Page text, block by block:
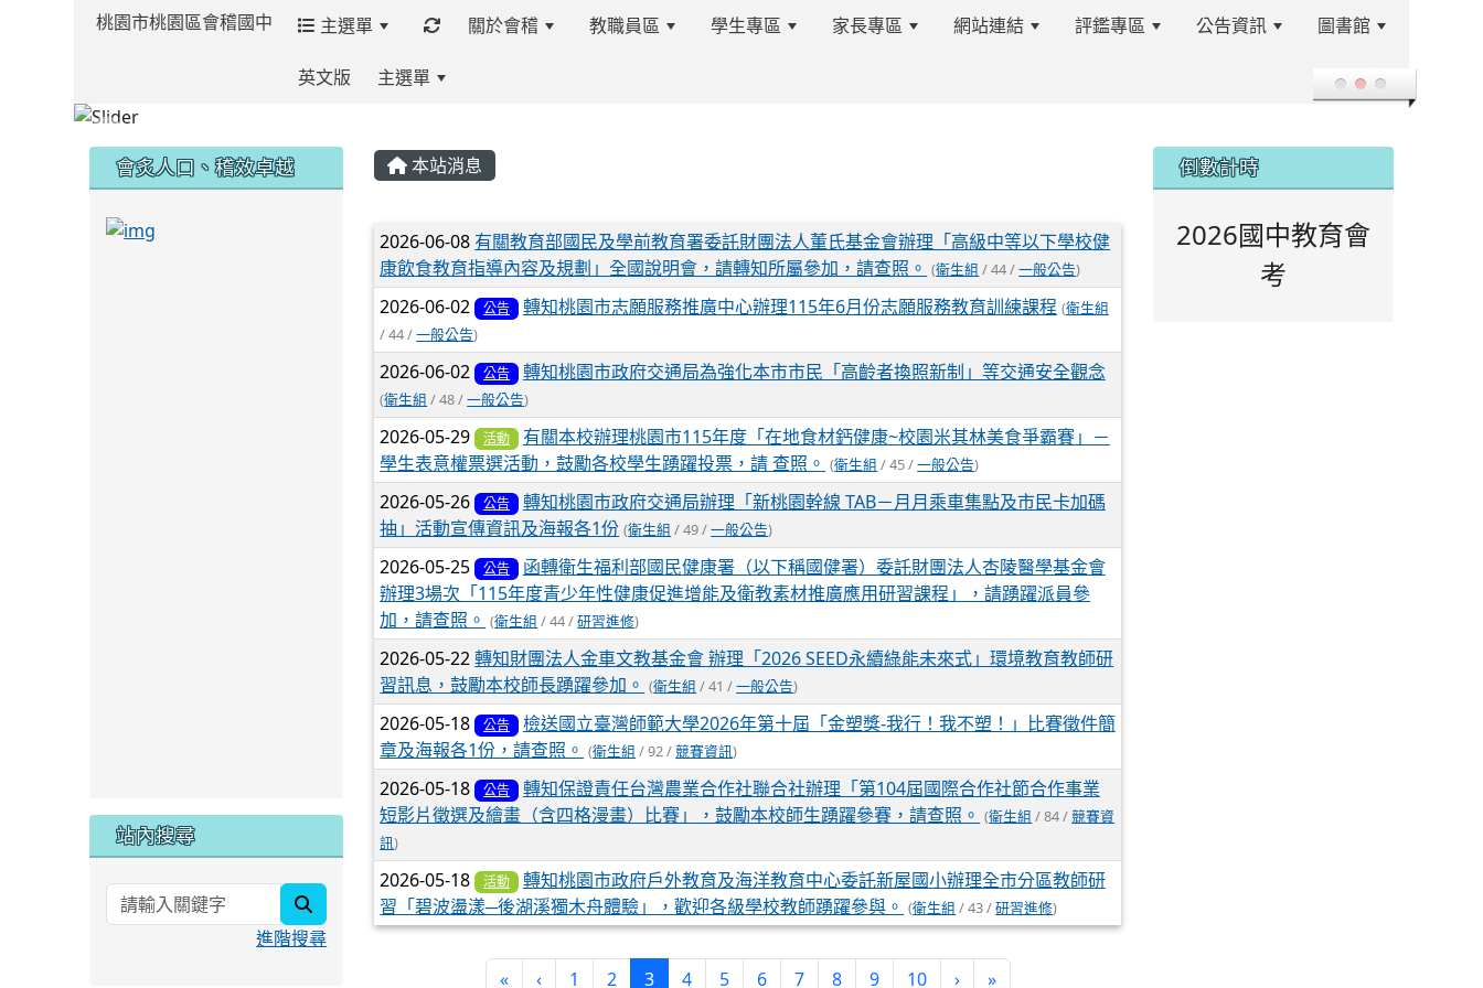
桃園市桃園區會稽國中 主選單 關於會稽 教職員區 學生專區 家長專區 網站連結 評鑑專區 公告資訊 圖書館
英文版 主選單 登入
本站消息
文章列表
2026-06-08 有關教育部國民及學前教育署委託財團法人董氏基金會辦理「高級中等以下學校健
康飲食教育指導內容及規劃」全國說明會，請轉知所屬參加，請查照。 (衛生組 / 44 /一般公告)
2026-06-02 公告 轉知桃園市志願服務推廣中心辦理115年6月份志願服務教育訓練課程 (衛生組
/ 44 /一般公告)
2026-06-02 公告 轉知桃園市政府交通局為強化本市市民「高齡者換照新制」等交通安全觀念
(衛生組 / 48 /一般公告)
2026-05-29 活動
有關本校辦理桃園市115年度「在地食材鈣健康~校園米其林美食爭霸賽」－
學生表意權票選活動，鼓勵各校學生踴躍投票，請 查照。 (衛生組 / 45 /一般公告)
2026-05-26 公告
轉知桃園市政府交通局辦理「新桃園幹線 TAB－月月乘車集點及市民卡加碼
抽」活動宣傳資訊及海報各1份 (衛生組 / 49 /一般公告)
2026-05-25 公告
函轉衛生福利部國民健康署（以下稱國健署）委託財團法人杏陵醫學基金會
辦理3場次「115年度青少年性健康促進增能及衛教素材推廣應用研習課程」，請踴躍派員參
加，請查照。 (衛生組 / 44 /研習進修)
2026-05-22轉知財團法人金車文教基金會 辦理「2026 SEED永續綠能未來式」環境教育教師研
習訊息，鼓勵本校師長踴躍參加。 (衛生組 / 41 /一般公告)
2026-05-18 公告
檢送國立臺灣師範大學2026年第十屆「金塑獎-我行！我不塑！」比賽徵件簡
章及海報各1份，請查照。 (衛生組 / 92 /競賽資訊)
2026-05-18 公告
轉知保證責任台灣農業合作社聯合社辦理「第104屆國際合作社節合作事業
短影片徵選及繪畫（含四格漫畫）比賽」，鼓勵本校師生踴躍參賽，請查照。 (衛生組 / 84 /競賽資
訊)
2026-05-18 活動
轉知桃園市政府戶外教育及海洋教育中心委託新屋國小辦理全市分區教師研
習「碧波盪漾─後湖溪獨木舟體驗」，歡迎各級學校教師踴躍參與。 (衛生組 / 43 /研習進修)
« ‹ 1 2 3(current)
4 5 6 7 8 9 10 › »
會炙人口、稽效卓越
link to https://sites.google.com/kjjhs.tyc.edu.tw/kjjhsnews/%E9%A6%96%E9%A0%81
link to https://sites.google.com/kjjhs.tyc.edu.tw/kjjhsnews/%E9%A6%96%E9%A0%81
站內搜尋
進階搜尋
倒數計時
2026國中教育會
考